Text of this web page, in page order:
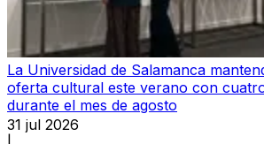
La Universidad de Salamanca
oferta cultural este verano con
durante el mes de agosto
31 jul 2026